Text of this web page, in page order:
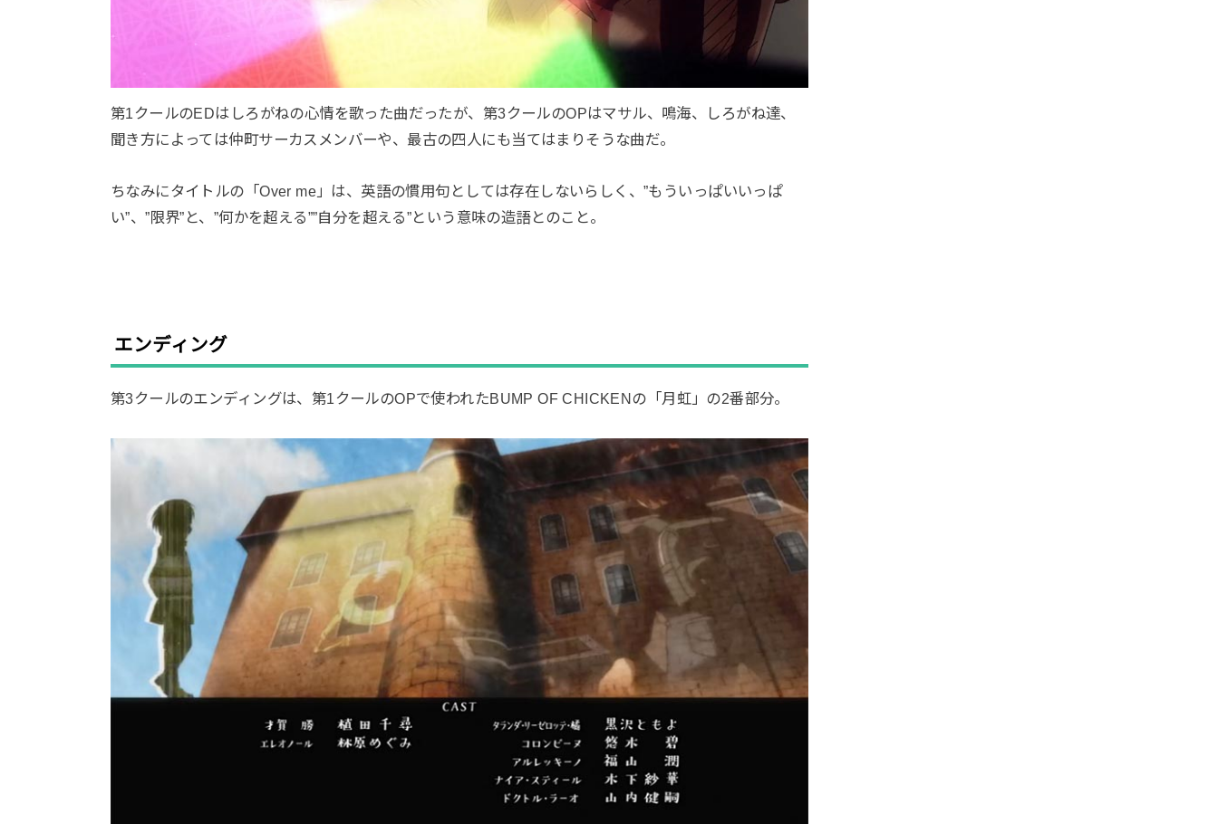
第1クールのEDはしろがねの心情を歌った曲だったが、第3クールのOPはマサル、鳴海、しろがね達、
聞き方によっては仲町サーカスメンバーや、最古の四人にも当てはまりそうな曲だ。
ちなみにタイトルの「Over me」は、英語の慣用句としては存在しないらしく、”もういっぱいいっぱ
い”、”限界”と、”何かを超える””自分を超える”という意味の造語とのこと。
エンディング
第3クールのエンディングは、第1クールのOPで使われたBUMP OF CHICKENの「月虹」の2番部分。